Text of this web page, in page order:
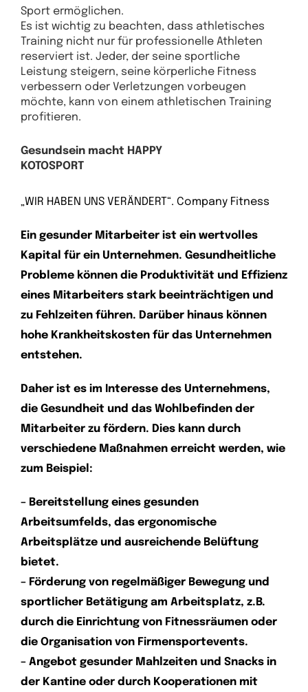
Sport ermöglichen.
Es ist wichtig zu beachten, dass athletisches
Training nicht nur für professionelle Athleten
reserviert ist. Jeder, der seine sportliche
Leistung steigern, seine körperliche Fitness
verbessern oder Verletzungen vorbeugen
möchte, kann von einem athletischen Training
profitieren.
Gesundsein macht HAPPY
KOTOSPORT
„WIR HABEN UNS VERÄNDERT“. Company Fitness
Ein gesunder Mitarbeiter ist ein wertvolles
Kapital für ein Unternehmen. Gesundheitliche
Probleme können die Produktivität und Effizienz
eines Mitarbeiters stark beeinträchtigen und
zu Fehlzeiten führen. Darüber hinaus können
hohe Krankheitskosten für das Unternehmen
entstehen.
Daher ist es im Interesse des Unternehmens,
die Gesundheit und das Wohlbefinden der
Mitarbeiter zu fördern. Dies kann durch
verschiedene Maßnahmen erreicht werden, wie
zum Beispiel:
– Bereitstellung eines gesunden
Arbeitsumfelds, das ergonomische
Arbeitsplätze und ausreichende Belüftung
bietet.
– Förderung von regelmäßiger Bewegung und
sportlicher Betätigung am Arbeitsplatz, z.B.
durch die Einrichtung von Fitnessräumen oder
die Organisation von Firmensportevents.
– Angebot gesunder Mahlzeiten und Snacks in
der Kantine oder durch Kooperationen mit